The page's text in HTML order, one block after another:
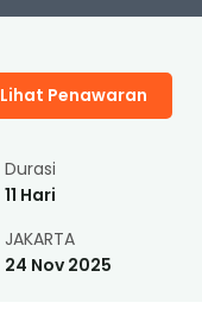
Durasi
11 Hari
JAKARTA
24 Nov 2025
Lihat Penawaran